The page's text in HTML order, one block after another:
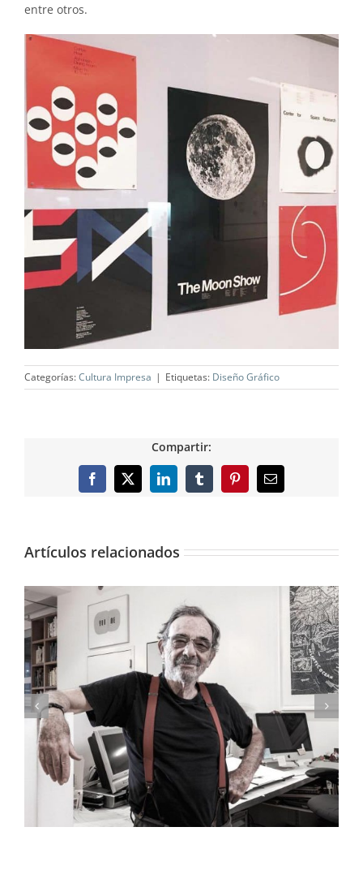
entre otros.
Categorías:Cultura Impresa | Etiquetas: Diseño Gráfico
Compartir:
Facebook
X LinkedInTumblrPinterestCorreo
electrónico
Artículos relacionados
El arte pictórico de los Pinazo, expuesto en el
IVAM